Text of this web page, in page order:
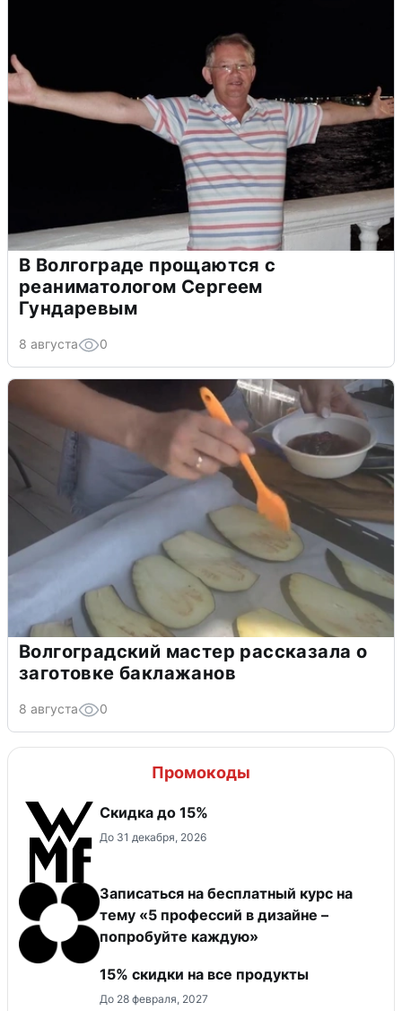
В Волгограде прощаются с
реаниматологом Сергеем
Гундаревым
8 августа 0
Волгоградский мастер рассказала о
заготовке баклажанов
8 августа 0
Промокоды
Скидка до 15%
До 31 декабря, 2026
Записаться на бесплатный курс на
тему «5 профессий в дизайне –
попробуйте каждую»
15% скидки на все продукты
До 28 февраля, 2027